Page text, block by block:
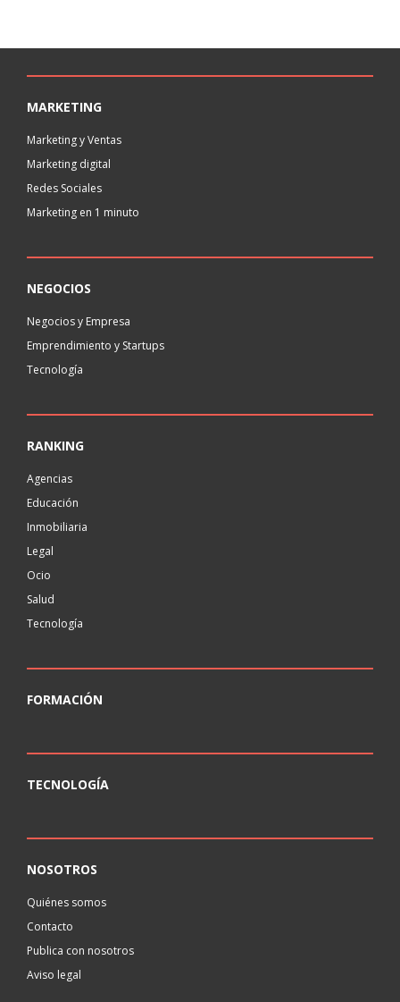
MARKETING
Marketing y Ventas
Marketing digital
Redes Sociales
Marketing en 1 minuto
NEGOCIOS
Negocios y Empresa
Emprendimiento y Startups
Tecnología
RANKING
Agencias
Educación
Inmobiliaria
Legal
Ocio
Salud
Tecnología
FORMACIÓN
TECNOLOGÍA
NOSOTROS
Quiénes somos
Contacto
Publica con nosotros
Aviso legal